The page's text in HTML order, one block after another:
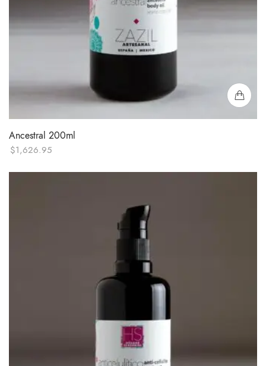
Ancestral 200ml
$1,626.95